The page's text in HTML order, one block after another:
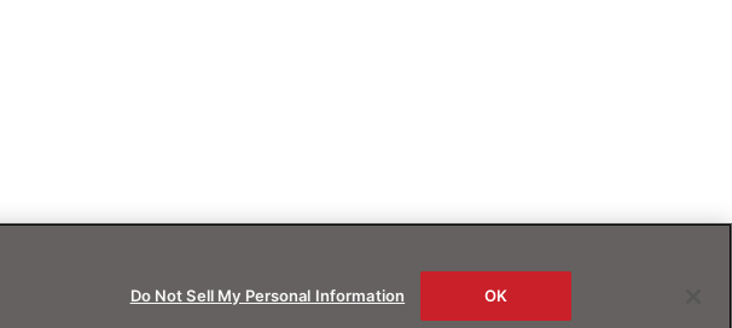
Do Not Sell My Personal Information OK